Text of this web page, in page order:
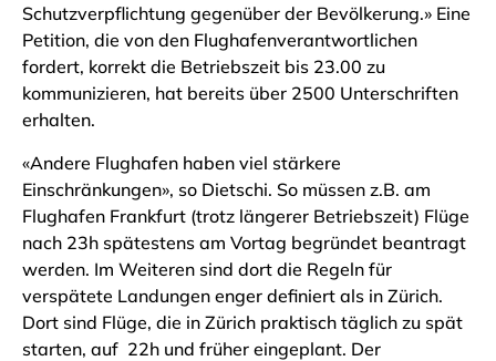
Schutzverpflichtung gegenüber der Bevölkerung.» Eine
Petition, die von den Flughafenverantwortlichen
fordert, korrekt die Betriebszeit bis 23.00 zu
kommunizieren, hat bereits über 2500 Unterschriften
erhalten.
«Andere Flughafen haben viel stärkere
Einschränkungen», so Dietschi. So müssen z.B. am
Flughafen Frankfurt (trotz längerer Betriebszeit) Flüge
nach 23h spätestens am Vortag begründet beantragt
werden. Im Weiteren sind dort die Regeln für
verspätete Landungen enger definiert als in Zürich.
Dort sind Flüge, die in Zürich praktisch täglich zu spät
starten, auf 22h und früher eingeplant. Der